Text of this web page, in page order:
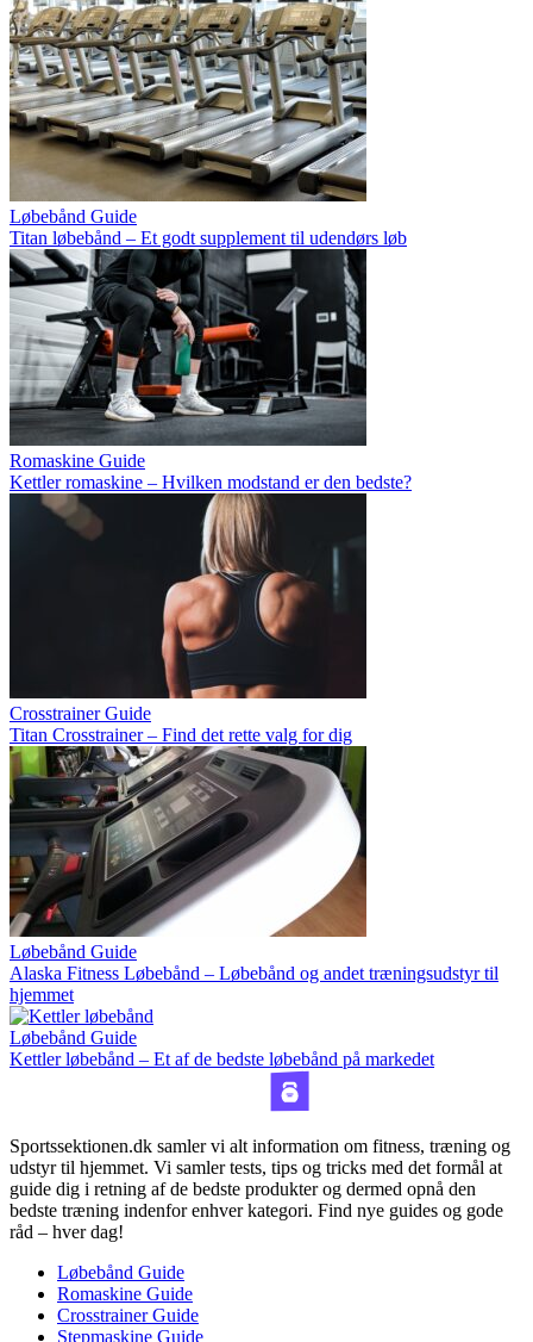
Løbebånd Guide
Titan løbebånd – Et godt supplement til udendørs løb
Romaskine Guide
Kettler romaskine – Hvilken modstand er den bedste?
Crosstrainer Guide
Titan Crosstrainer – Find det rette valg for dig
Løbebånd Guide
Alaska Fitness Løbebånd – Løbebånd og andet træningsudstyr til
hjemmet
Løbebånd Guide
Kettler løbebånd – Et af de bedste løbebånd på markedet
Sportssektionen.dk samler vi alt information om fitness, træning og
udstyr til hjemmet. Vi samler tests, tips og tricks med det formål at
guide dig i retning af de bedste produkter og dermed opnå den
bedste træning indenfor enhver kategori. Find nye guides og gode
råd – hver dag!
Løbebånd Guide
Romaskine Guide
Crosstrainer Guide
Stepmaskine Guide